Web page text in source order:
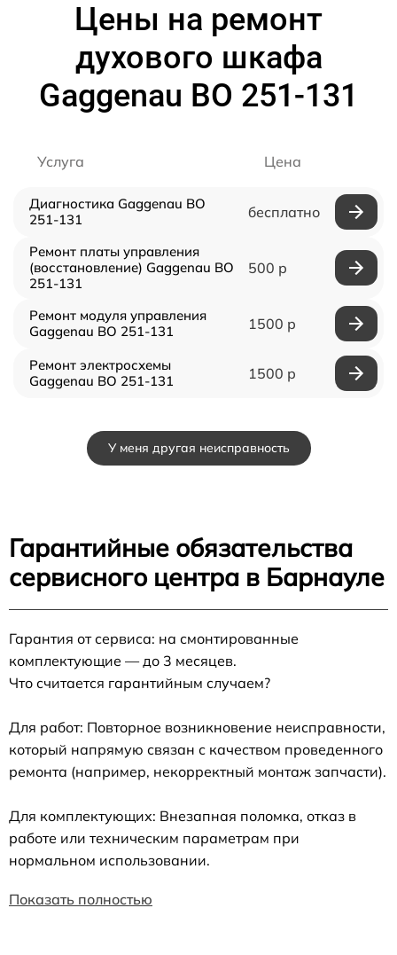
Цены на ремонт
духового шкафа
Gaggenau BO 251-131
Услуга Цена
Диагностика Gaggenau BO
251-131
бесплатно
Ремонт платы управления
(восстановление) Gaggenau BO
251-131
500 р
Ремонт модуля управления
Gaggenau BO 251-131
1500 р
Ремонт электросхемы
Gaggenau BO 251-131
1500 р
У меня другая неисправность
Гарантийные обязательства
сервисного центра в Барнауле
Гарантия от сервиса: на смонтированные
комплектующие — до 3 месяцев.
Что считается гарантийным случаем?
Для работ: Повторное возникновение неисправности,
который напрямую связан с качеством проведенного
ремонта (например, некорректный монтаж запчасти).
Для комплектующих: Внезапная поломка, отказ в
работе или техническим параметрам при
нормальном использовании.
Показать полностью